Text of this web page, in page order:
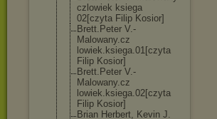
czlowiek ksiega
02[czyta Filip Kosior]
Brett.Peter V.-
Malowany.cz
lowiek.ksiega.01[czyta
Filip Kosior]
Brett.Peter V.-
Malowany.cz
lowiek.ksiega.02[czyta
Filip Kosior]
Brian Herbert, Kevin J.